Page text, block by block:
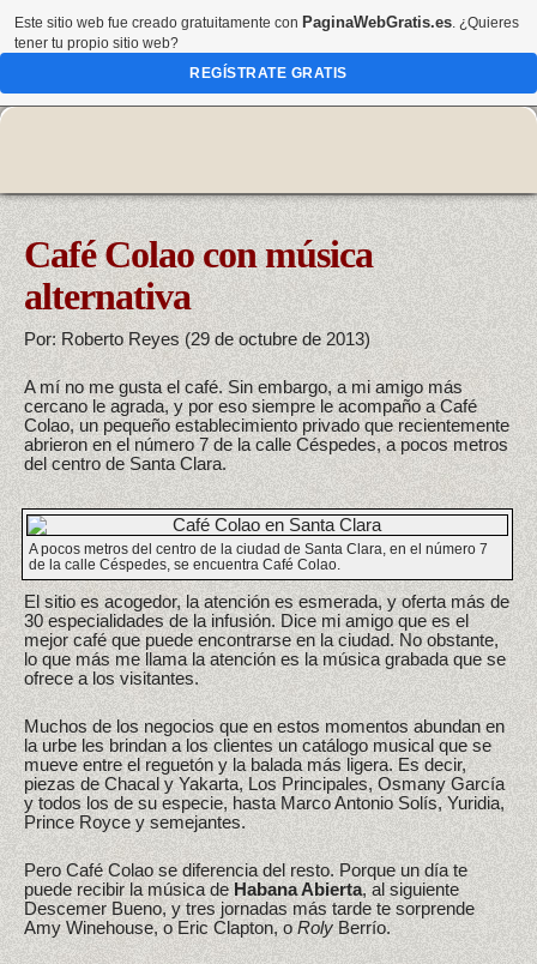
Café Colao con música
alternativa
Por: Roberto Reyes (29 de octubre de 2013)
A mí no me gusta el café. Sin embargo, a mi amigo más
cercano le agrada, y por eso siempre le acompaño a Café
Colao, un pequeño establecimiento privado que recientemente
abrieron en el número 7 de la calle Céspedes, a pocos metros
del centro de Santa Clara.
A pocos metros del centro de la ciudad de Santa Clara, en el número 7
de la calle Céspedes, se encuentra Café Colao.
El sitio es acogedor, la atención es esmerada, y oferta más de
30 especialidades de la infusión. Dice mi amigo que es el
mejor café que puede encontrarse en la ciudad. No obstante,
lo que más me llama la atención es la música grabada que se
ofrece a los visitantes.
Muchos de los negocios que en estos momentos abundan en
la urbe les brindan a los clientes un catálogo musical que se
mueve entre el reguetón y la balada más ligera. Es decir,
piezas de Chacal y Yakarta, Los Principales, Osmany García
y todos los de su especie, hasta Marco Antonio Solís, Yuridia,
Prince Royce y semejantes.
Pero Café Colao se diferencia del resto. Porque un día te
puede recibir la música de Habana Abierta, al siguiente
Descemer Bueno, y tres jornadas más tarde te sorprende
Amy Winehouse, o Eric Clapton, oRolyBerrío.
Este sitio web fue creado gratuitamente con PaginaWebGratis.es. ¿Quieres
tener tu propio sitio web?
REGÍSTRATE GRATIS